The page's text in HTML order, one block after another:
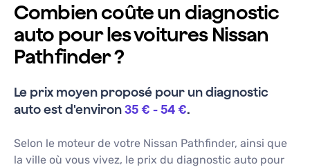
Combien coûte un diagnostic
auto pour les voitures Nissan
Pathfinder ?
Le prix moyen proposé pour undiagnostic
autoest d'environ35 € -54 €.
Selon le moteur de votre Nissan Pathfinder, ainsi que
la ville où vous vivez, le prix du diagnostic auto pour